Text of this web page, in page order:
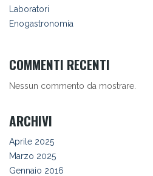
Laboratori
Enogastronomia
COMMENTI RECENTI
Nessun commento da mostrare.
ARCHIVI
Aprile 2025
Marzo 2025
Gennaio 2016